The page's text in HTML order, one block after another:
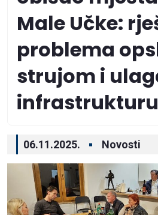
Male Učke:
problema
strujom i
infrastrukturu
06.11.2025. Novosti